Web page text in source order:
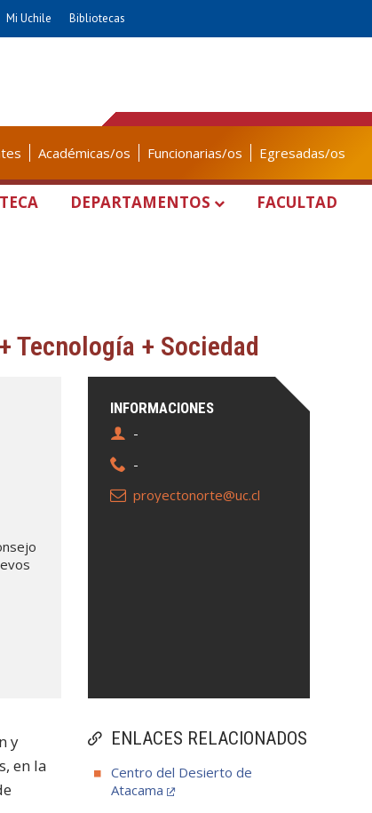
Mi Uchile Bibliotecas
Académicas/os Funcionarias/os Egresadas/os
DEPARTAMENTOS FACULTAD
Tecnología + Sociedad
INFORMACIONES
-
-
proyectonorte@uc.cl
ENLACES RELACIONADOS
Centro del Desierto de
Atacama
y
en la